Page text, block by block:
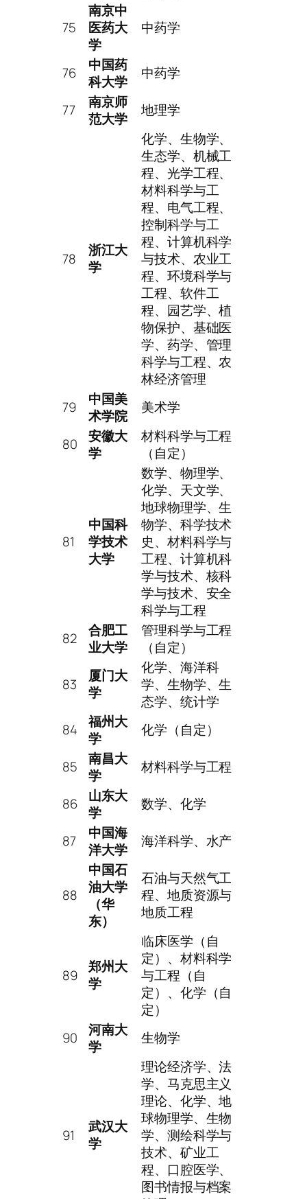
75
南京中
医药大
学
中药学
76
中国药
科大学
中药学
77
南京师
范大学
地理学
78
浙江大
学
化学、生物学、
生态学、机械工
程、光学工程、
材料科学与工
程、电气工程、
控制科学与工
程、计算机科学
与技术、农业工
程、环境科学与
工程、软件工
程、园艺学、植
物保护、基础医
学、药学、管理
科学与工程、农
林经济管理
79
中国美
术学院
美术学
80
安徽大
学
材料科学与工程
（自定）
81
中国科
学技术
大学
数学、物理学、
化学、天文学、
地球物理学、生
物学、科学技术
史、材料科学与
工程、计算机科
学与技术、核科
学与技术、安全
科学与工程
82
合肥工
业大学
管理科学与工程
（自定）
83
厦门大
学
化学、海洋科
学、生物学、生
态学、统计学
84
福州大
学
化学（自定）
85
南昌大
学
材料科学与工程
86
山东大
学
数学、化学
87
中国海
洋大学
海洋科学、水产
88
中国石
油大学
（华
东）
石油与天然气工
程、地质资源与
地质工程
89
郑州大
学
临床医学（自
定）、材料科学
与工程（自
定）、化学（自
定）
90
河南大
学
生物学
91
武汉大
学
理论经济学、法
学、马克思主义
理论、化学、地
球物理学、生物
学、测绘科学与
技术、矿业工
程、口腔医学、
图书情报与档案